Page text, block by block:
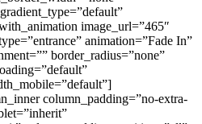
image_url=”465″
animation=”Fade In”
border_radius=”none”
column_padding=”no-extra-